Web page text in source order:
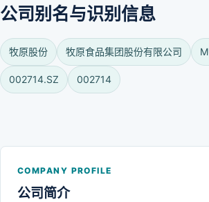
公司别名与识别信息
牧原股份 牧原食品集团股份有限公司
002714.SZ 002714
COMPANY PROFILE
公司简介